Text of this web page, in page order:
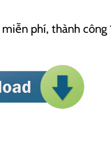
miễn phí, thành công